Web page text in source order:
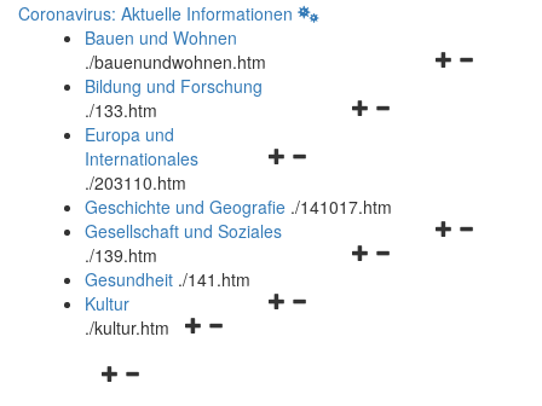
Coronavirus: Aktuelle Informationen
Bauen und Wohnen
./bauenundwohnen.htm
Navigationsmenü
Bildung und Forschung
./133.htm
Navigationsmenü
und
schließen
Europa und
Internationales
./203110.htm
Geschichte und Geografie ./141017.htm
Navigationsmenü
Gesellschaft und Soziales
./139.htm
Navigationsmenü
Gesundheit ./141.htm
Navigationsmenü
Kultur
./kultur.htm
Navigationsmenü